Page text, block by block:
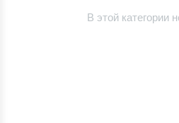
В этой категории